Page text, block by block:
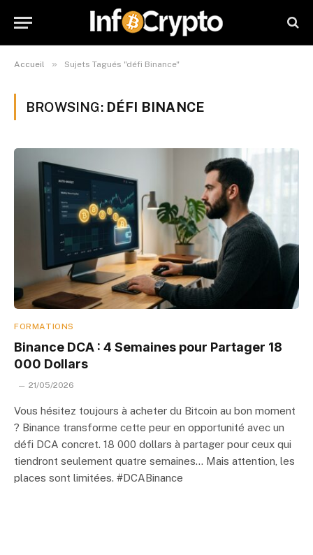
Accueil » Sujets Tagués "défi Binance"
BROWSING: DÉFI BINANCE
FORMATIONS
Binance DCA : 4 Semaines pour Partager 18
000 Dollars
21/05/2026
Vous hésitez toujours à acheter du Bitcoin au bon moment
? Binance transforme cette peur en opportunité avec un
défi DCA concret. 18 000 dollars à partager pour ceux qui
tiendront seulement quatre semaines… Mais attention, les
places sont limitées. #DCABinance